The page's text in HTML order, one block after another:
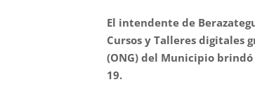
El intendente de
Cursos y Talleres digitales
(ONG) del Municipio
19.